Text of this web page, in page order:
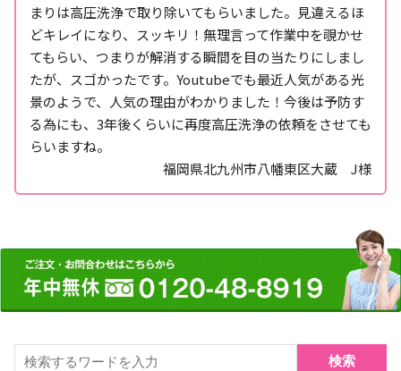
まりは高圧洗浄で取り除いてもらいました。見違えるほ
どキレイになり、スッキリ！無理言って作業中を覗かせ
てもらい、つまりが解消する瞬間を目の当たりにしまし
たが、スゴかったです。Youtubeでも最近人気がある光
景のようで、人気の理由がわかりました！今後は予防す
る為にも、3年後くらいに再度高圧洗浄の依頼をさせても
らいますね。
福岡県北九州市八幡東区大蔵 J様
検索